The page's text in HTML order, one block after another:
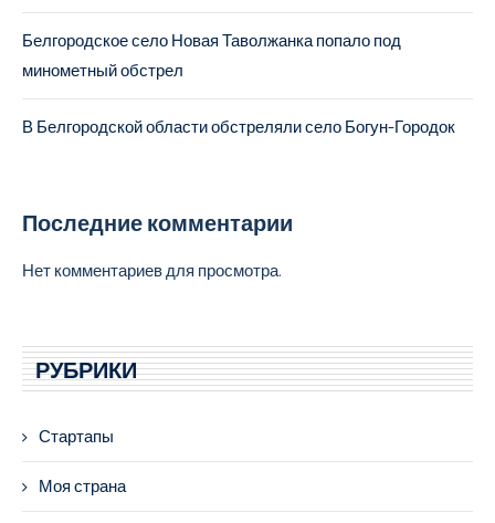
Белгородское село Новая Таволжанка попало под
минометный обстрел
В Белгородской области обстреляли село Богун-Городок
Последние комментарии
Нет комментариев для просмотра.
РУБРИКИ
Стартапы
Моя страна